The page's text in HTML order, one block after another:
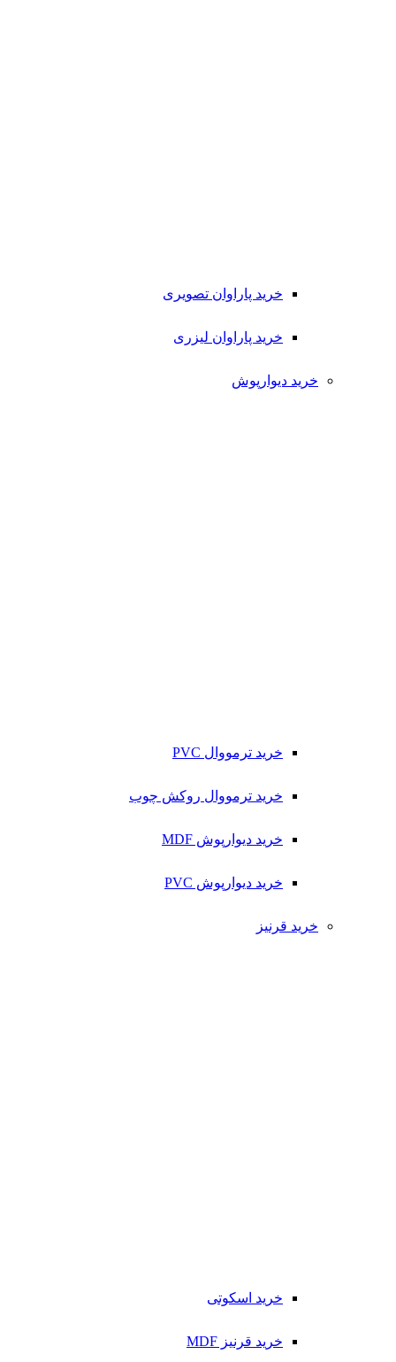
خرید پاراوان تصویری
خرید پاراوان لیزری
خرید دیوارپوش
خرید ترمووال PVC
خرید ترمووال روکش چوب
خرید دیوارپوش MDF
خرید دیوارپوش PVC
خرید قرنیز
خرید اسکوتی
خرید قرنیز MDF